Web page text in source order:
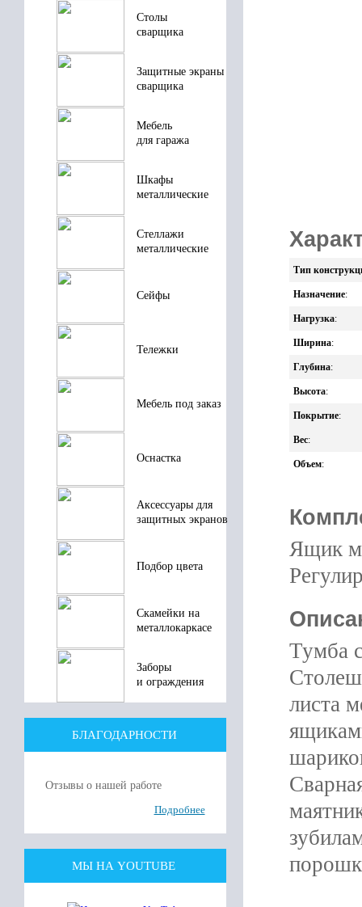
Столы
сварщика
Защитные экраны
сварщика
Мебель
для гаража
Шкафы
металлические
Стеллажи
металлические
Сейфы
Тележки
Мебель под заказ
Оснастка
Аксессуары для
защитных экранов
Подбор цвета
Скамейки на
металлокаркасе
Заборы
и ограждения
БЛАГОДАРНОСТИ
Отзывы о нашей работе
Подробнее
МЫ НА YOUTUBE
Тип
Назначение:
Нагрузка:
Ширина:
Глубина:
Высота:
Покрытие:
Вес:
Объем:
Ящик
Тумба
листа